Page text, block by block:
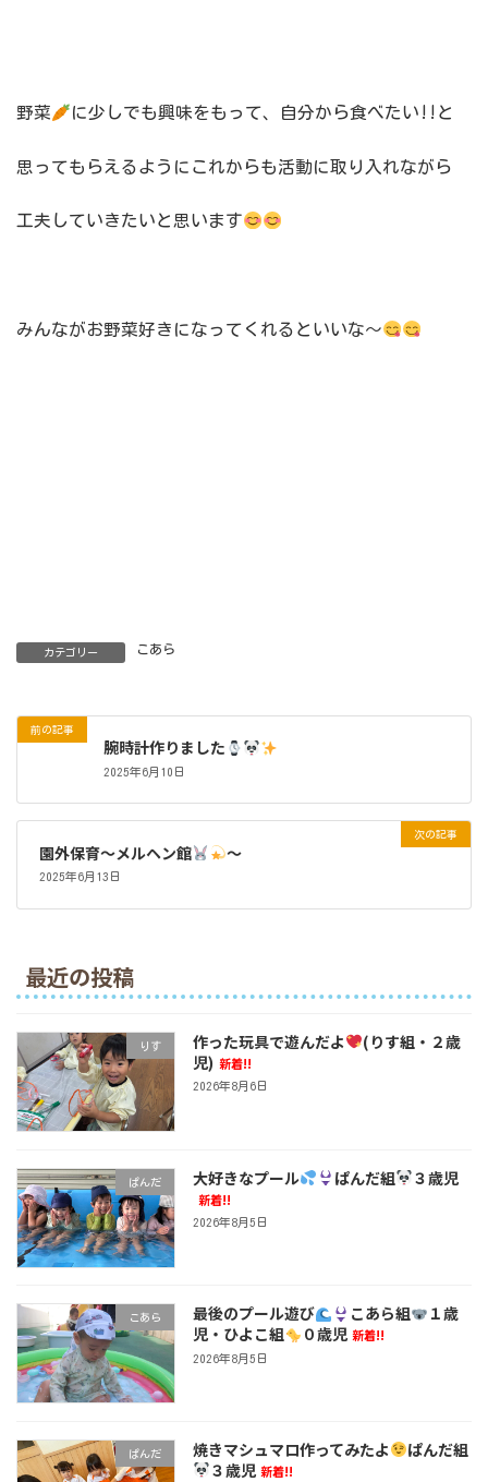
野菜 に少しでも興味をもって、自分から食べたい!!と
思ってもらえるようにこれからも活動に取り入れながら
工夫していきたいと思います
みんながお野菜好きになってくれるといいな～
カテゴリー こあら
前の記事
腕時計作りました
2025年6月10日
次の記事
園外保育～メルヘン館 ～
2025年6月13日
最近の投稿
りす 作った玩具で遊んだよ
(りす組・２歳
児) 新着!!
2026年8月6日
ぱんだ 大好きなプール ぱんだ組 ３歳児
新着!!
2026年8月5日
こあら 最後のプール遊び こあら組
１歳
児・ひよこ組
０歳児 新着!!
2026年8月5日
ぱんだ 焼きマシュマロ作ってみたよ
ぱんだ組
３歳児 新着!!